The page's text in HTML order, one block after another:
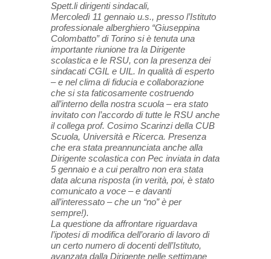
Spett.li dirigenti sindacali,
Mercoledì 11 gennaio u.s., presso l’Istituto
professionale alberghiero “Giuseppina
Colombatto” di Torino si è tenuta una
importante riunione tra la Dirigente
scolastica e le RSU, con la presenza dei
sindacati CGIL e UIL. In qualità di esperto
– e nel clima di fiducia e collaborazione
che si sta faticosamente costruendo
all’interno della nostra scuola – era stato
invitato con l’accordo di tutte le RSU anche
il collega prof. Cosimo Scarinzi della CUB
Scuola, Università e Ricerca. Presenza
che era stata preannunciata anche alla
Dirigente scolastica con Pec inviata in data
5 gennaio e a cui peraltro non era stata
data alcuna risposta (in verità, poi, è stato
comunicato a voce – e davanti
all’interessato – che un “no” è per
sempre!).
La questione da affrontare riguardava
l’ipotesi di modifica dell’orario di lavoro di
un certo numero di docenti dell’Istituto,
avanzata dalla Dirigente nelle settimane